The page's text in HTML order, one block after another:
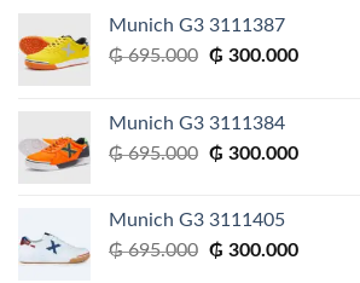
Munich G3 3111387
₲695.000 El
era:
₲ 695.000.
₲ 300.000El
₲
Munich G3 3111384
₲695.000 El
era:
₲ 695.000.
₲ 300.000El
₲
Munich G3 3111405
₲695.000 El
₲ 300.000El